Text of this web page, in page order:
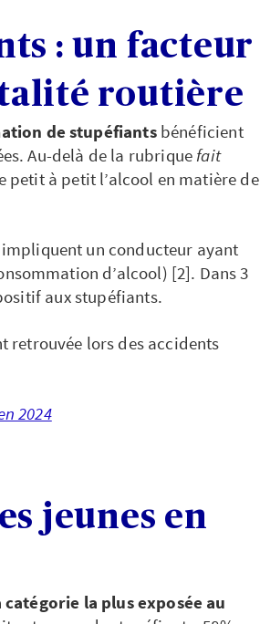
: un facteur
routière
de stupéfiantsbénéficient
Au-delà de la rubrique fait
petit à petit l’alcool en matière de
impliquent un conducteur ayant
d’alcool) [2]. Dans 3
aux stupéfiants.
retrouvée lors des accidents
2024
jeunes en
catégorie la plus exposée au